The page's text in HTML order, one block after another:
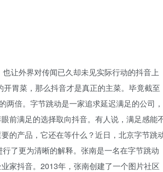
让外界对传闻已久却未见实际行动的抖音上
胃菜，那么抖音才是真正的主菜。毕竟截至
倍。字节跳动是一家追求延迟满足的公司，
前满足的选择取向抖音。有人说，满足感能
的产品，它还在等什么？近日，北京字节跳
了更为清晰的解释。张南是一名在字节跳动
家抖音。2013年，张南创建了一个图片社区